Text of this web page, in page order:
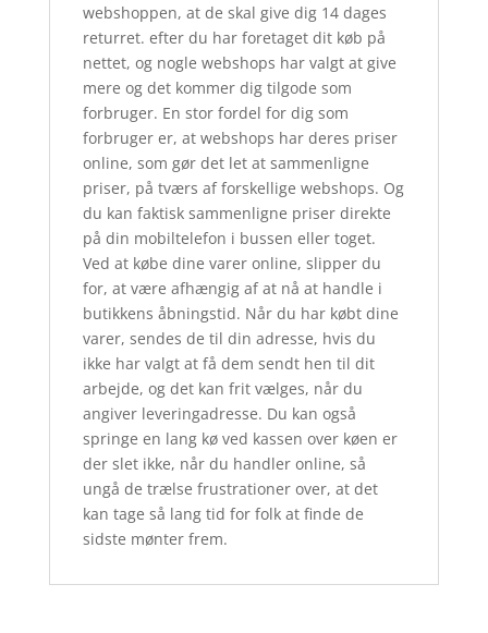
webshoppen, at de skal give dig 14 dages
returret. efter du har foretaget dit køb på
nettet, og nogle webshops har valgt at give
mere og det kommer dig tilgode som
forbruger. En stor fordel for dig som
forbruger er, at webshops har deres priser
online, som gør det let at sammenligne
priser, på tværs af forskellige webshops. Og
du kan faktisk sammenligne priser direkte
på din mobiltelefon i bussen eller toget.
Ved at købe dine varer online, slipper du
for, at være afhængig af at nå at handle i
butikkens åbningstid. Når du har købt dine
varer, sendes de til din adresse, hvis du
ikke har valgt at få dem sendt hen til dit
arbejde, og det kan frit vælges, når du
angiver leveringadresse. Du kan også
springe en lang kø ved kassen over køen er
der slet ikke, når du handler online, så
ungå de trælse frustrationer over, at det
kan tage så lang tid for folk at finde de
sidste mønter frem.